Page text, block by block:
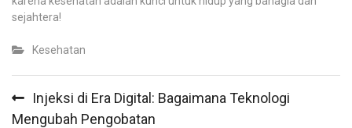
sejahtera!
Kesehatan
navigation
Injeksi di Era Digital: Bagaimana Teknologi
Mengubah Pengobatan